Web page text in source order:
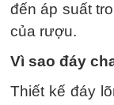
đến áp suất
của rượu.
Vì sao đáy
Thiết kế đáy